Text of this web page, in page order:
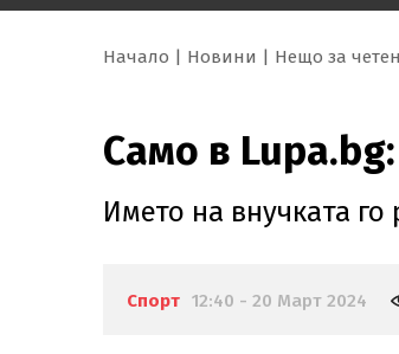
Начало Новини Нещо за
Само в
Името на внучката
Спорт 12:40 - 20 Март 2024